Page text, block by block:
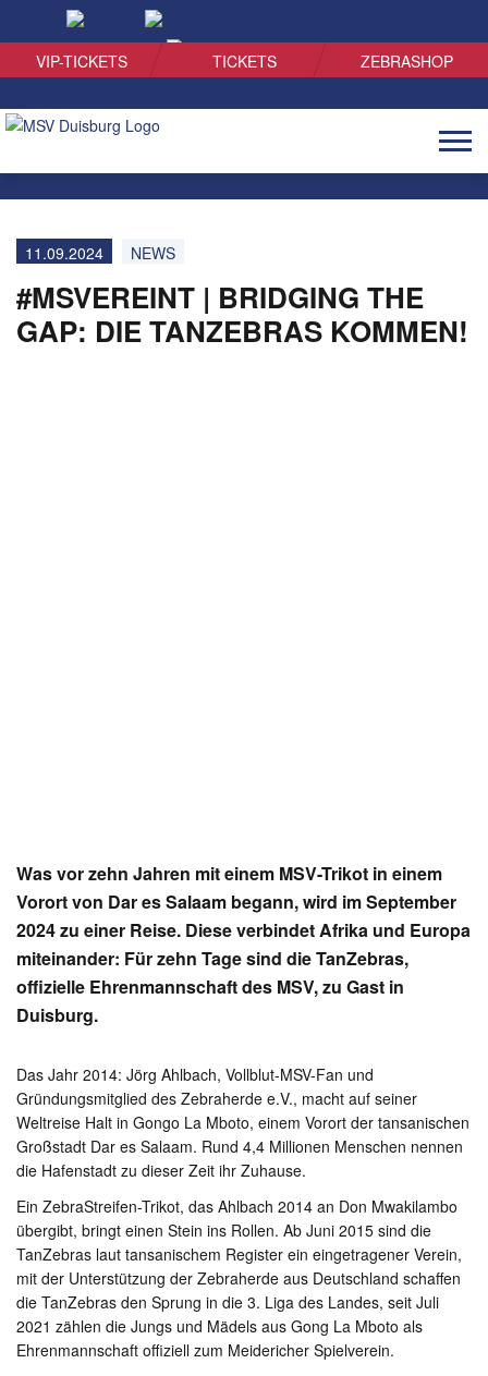
VIP-TICKETS TICKETS ZEBRASHOP
11.09.2024 NEWS
#MSVEREINT | BRIDGING THE
GAP: DIE TANZEBRAS KOMMEN!
Was vor zehn Jahren mit einem MSV-Trikot in einem
Vorort von Dar es Salaam begann, wird im September
2024 zu einer Reise. Diese verbindet Afrika und Europa
miteinander: Für zehn Tage sind die TanZebras,
offizielle Ehrenmannschaft des MSV, zu Gast in
Duisburg.
Das Jahr 2014: Jörg Ahlbach, Vollblut-MSV-Fan und
Gründungsmitglied des Zebraherde e.V., macht auf seiner
Weltreise Halt in Gongo La Mboto, einem Vorort der tansanischen
Großstadt Dar es Salaam. Rund 4,4 Millionen Menschen nennen
die Hafenstadt zu dieser Zeit ihr Zuhause.
Ein ZebraStreifen-Trikot, das Ahlbach 2014 an Don Mwakilambo
übergibt, bringt einen Stein ins Rollen. Ab Juni 2015 sind die
TanZebras laut tansanischem Register ein eingetragener Verein,
mit der Unterstützung der Zebraherde aus Deutschland schaffen
die TanZebras den Sprung in die 3. Liga des Landes, seit Juli
2021 zählen die Jungs und Mädels aus Gong La Mboto als
Ehrenmannschaft offiziell zum Meidericher Spielverein.